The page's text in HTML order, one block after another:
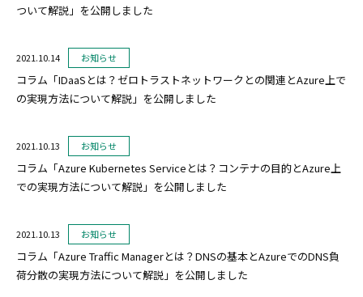
ついて解説」を公開しました
2021.10.14 お知らせ
コラム「IDaaSとは？ゼロトラストネットワークとの関連とAzure上で
の実現方法について解説」を公開しました
2021.10.13 お知らせ
コラム「Azure Kubernetes Serviceとは？コンテナの目的とAzure上
での実現方法について解説」を公開しました
2021.10.13 お知らせ
コラム「Azure Traffic Managerとは？DNSの基本とAzureでのDNS負
荷分散の実現方法について解説」を公開しました